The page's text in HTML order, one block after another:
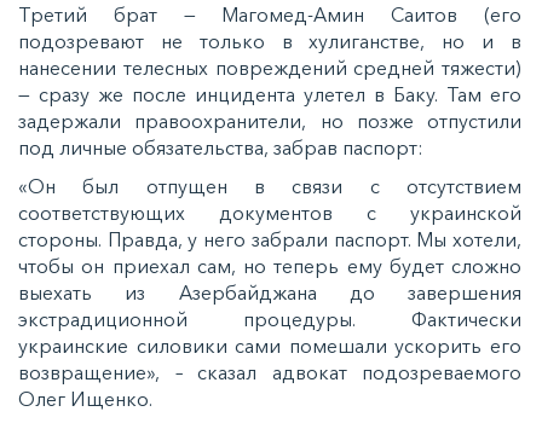
Третий брат — Магомед-Амин Саитов (его
подозревают не только в хулиганстве, но и в
нанесении телесных повреждений средней тяжести)
— сразу же после инцидента улетел в Баку. Там его
задержали правоохранители, но позже отпустили
под личные обязательства, забрав паспорт:
«Он был отпущен в связи с отсутствием
соответствующих документов с украинской
стороны. Правда, у него забрали паспорт. Мы хотели,
чтобы он приехал сам, но теперь ему будет сложно
выехать из Азербайджана до завершения
экстрадиционной процедуры. Фактически
украинские силовики сами помешали ускорить его
возвращение», – сказал адвокат подозреваемого
Олег Ищенко.